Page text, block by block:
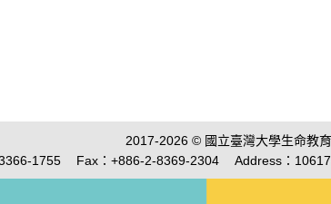
2017-2026 © 國立臺灣大學生命教
1755
Fax：+886-2-8369-2304 Address：